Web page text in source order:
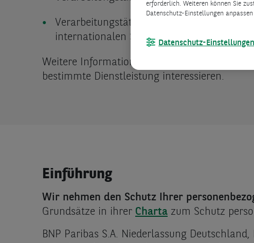
Verarbeitungstätigkeiten im
internationalen Sanktionen (Einfrieren von
Weitere Informationen können
bestimmte Dienstleistung interessieren.
Einführung
Wir nehmen den Schutz Ihrer
Grundsätze in ihrer Charta zum Schutz
BNP Paribas S.A. Niederlassung
erforderlich. Weiteren können Sie
Datenschutz-Einstellungen
Datenschutz-Einstellungen